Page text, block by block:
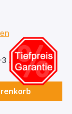
Arbeitstage